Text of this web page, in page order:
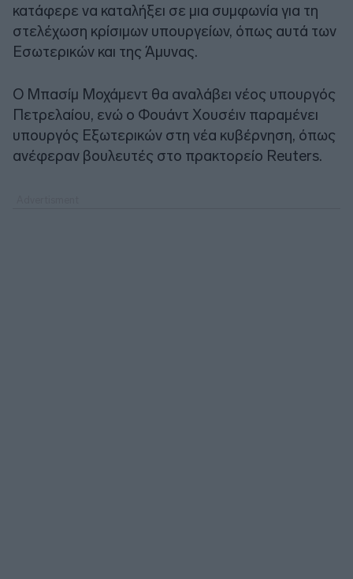
κατάφερε να καταλήξει σε μια συμφωνία για τη
στελέχωση κρίσιμων υπουργείων, όπως αυτά των
Εσωτερικών και της Άμυνας.
Ο Μπασίμ Μοχάμεντ θα αναλάβει νέος υπουργός
Πετρελαίου, ενώ ο Φουάντ Χουσέιν παραμένει
υπουργός Εξωτερικών στη νέα κυβέρνηση, όπως
ανέφεραν βουλευτές στο πρακτορείο Reuters.